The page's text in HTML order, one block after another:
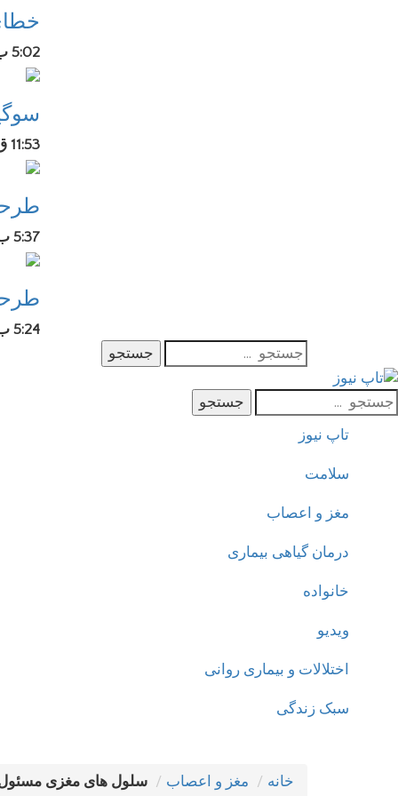
5:02 ب.ظ
11:53 ق.ظ
5:37 ب.ظ
5:24 ب.ظ
جستجو
جستجو
تاپ نیوز
سلامت
مغز و اعصاب
درمان گیاهی بیماری
خانواده
ویدیو
اختلالات و بیماری روانی
سبک زندگی
خانه مغز و اعصاب سلول های مغزی